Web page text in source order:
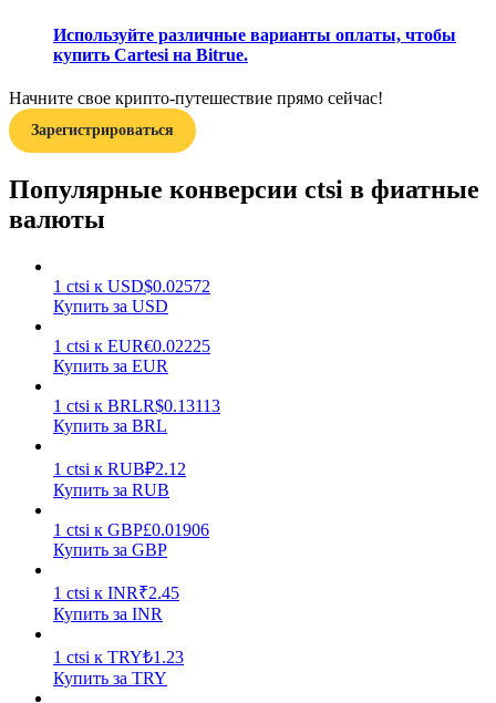
Получайте конкурентные награды ежедневно
Стейкинг
Высокая прибыль и мгновенный доступ
Используйте различные варианты оплаты, чтобы
купить Cartesi на Bitrue.
Начните свое крипто-путешествие прямо сейчас!
Зарегистрироваться
Популярные конверсии ctsi в фиатные
валюты
1 ctsi к USD$0.02572
Купить за USD
1 ctsi к EUR€0.02225
Купить за EUR
1 ctsi к BRLR$0.13113
Купить за BRL
1 ctsi к RUB₽2.12
Купить за RUB
1 ctsi к GBP£0.01906
Купить за GBP
1 ctsi к INR₹2.45
Купить за INR
1 ctsi к TRY₺1.23
Купить за TRY